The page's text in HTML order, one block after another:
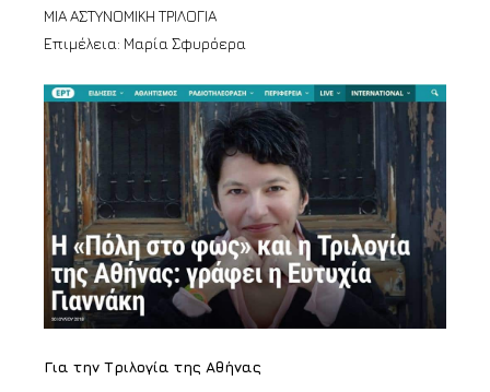
ΜΙΑ ΑΣΤΥΝΟΜΙΚΗ ΤΡΙΛΟΓΙΑ
Επιμέλεια: Μαρία Σφυρόερα
Για την Τριλογία της Αθήνας